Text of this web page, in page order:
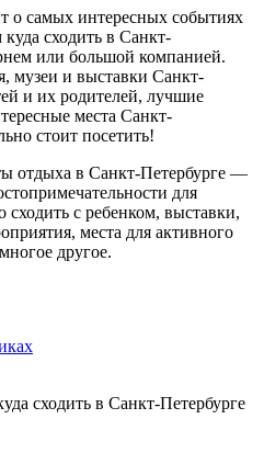
самых интересных событиях
сходить в Санкт-
или большой компанией.
музеи и выставки Санкт-
и их родителей, лучшие
места Санкт-
стоит посетить!
отдыха в Санкт-Петербурге —
для
с ребенком, выставки,
места для активного
другое.
сходить в Санкт-Петербурге